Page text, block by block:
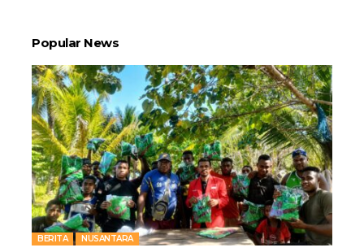
Popular News
BERITA NUSANTARA